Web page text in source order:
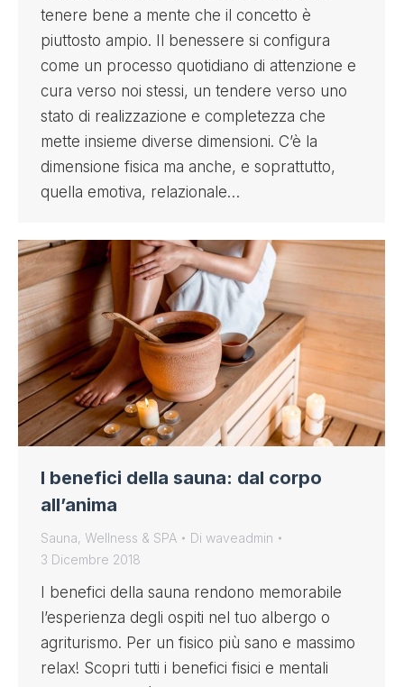
tenere bene a mente che il concetto è
piuttosto ampio. Il benessere si configura
come un processo quotidiano di attenzione e
cura verso noi stessi, un tendere verso uno
stato di realizzazione e completezza che
mette insieme diverse dimensioni. C’è la
dimensione fisica ma anche, e soprattutto,
quella emotiva, relazionale…
I benefici della sauna: dal corpo
all’anima
Sauna, Wellness & SPA Di waveadmin
3 Dicembre 2018
I benefici della sauna rendono memorabile
l’esperienza degli ospiti nel tuo albergo o
agriturismo. Per un fisico più sano e massimo
relax! Scopri tutti i benefici fisici e mentali